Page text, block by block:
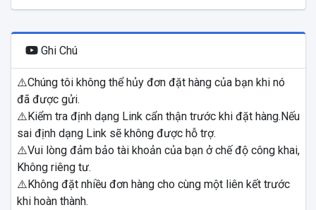
Ghi Chú
⚠️Chúng tôi không thể hủy đơn đặt hàng của bạn khi nó
đã được gửi.
⚠️Kiểm tra định dạng Link cẩn thận trước khi đặt hàng.Nếu
sai định dạng Link sẽ không được hỗ trợ.
⚠️Vui lòng đảm bảo tài khoản của bạn ở chế độ công khai,
Không riêng tư.
⚠️Không đặt nhiều đơn hàng cho cùng một liên kết trước
khi hoàn thành.